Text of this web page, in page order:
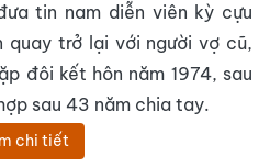
tin nam diễn viên kỳ cựu
quay trở lại với người vợ cũ,
đôi kết hôn năm 1974, sau
sau 43 năm chia tay.
chi tiết